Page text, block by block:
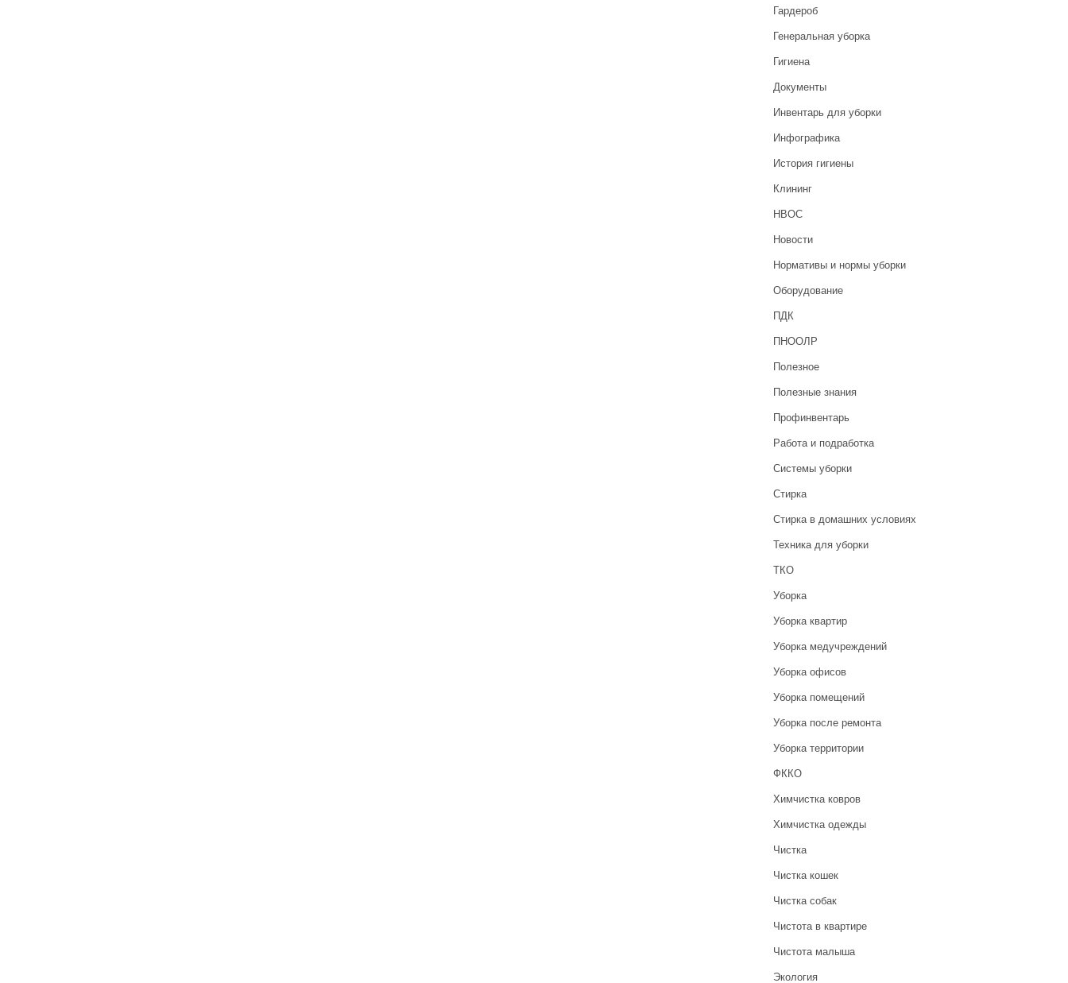
Гардероб
Генеральная уборка
Гигиена
Документы
Инвентарь для уборки
Инфографика
История гигиены
Клининг
НВОС
Новости
Нормативы и нормы уборки
Оборудование
ПДК
ПНООЛР
Полезное
Полезные знания
Профинвентарь
Работа и подработка
Системы уборки
Стирка
Стирка в домашних условиях
Техника для уборки
ТКО
Уборка
Уборка квартир
Уборка медучреждений
Уборка офисов
Уборка помещений
Уборка после ремонта
Уборка территории
ФККО
Химчистка ковров
Химчистка одежды
Чистка
Чистка кошек
Чистка собак
Чистота в квартире
Чистота малыша
Экология